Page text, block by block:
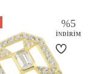
%5
İNDIRIM